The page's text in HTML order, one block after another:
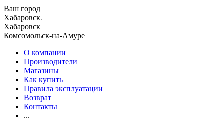
Ваш город
Хабаровск
Хабаровск
Комсомольск-на-Амуре
О компании
Производители
Магазины
Как купить
Правила эксплуатации
Возврат
Контакты
...